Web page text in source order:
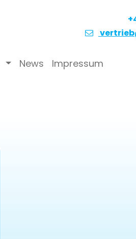
News Impressum